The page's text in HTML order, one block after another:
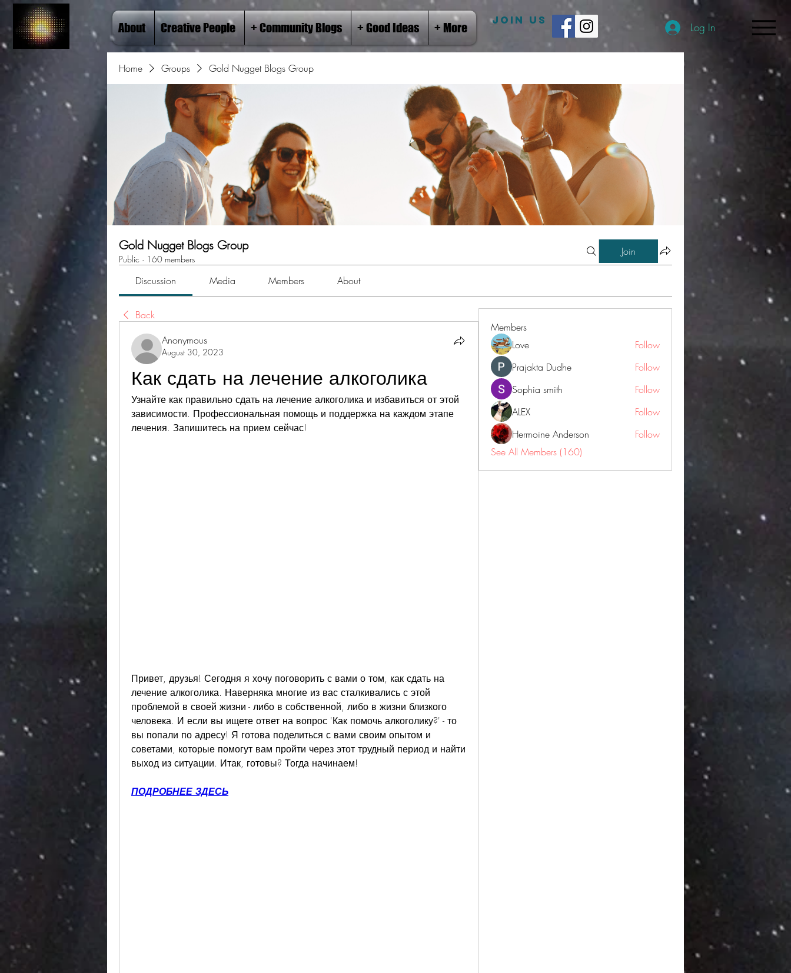
About Creative People + Community Blogs + Good Ideas + More
JOIN US
Log In
Home Groups Gold Nugget Blogs Group
Gold Nugget Blogs Group
Public · 160 members
Join
Discussion Media Members About
Back
Anonymous
August 30, 2023
Как сдать на лечение алкоголика
Узнайте как правильно сдать на лечение алкоголика и избавиться от этой
зависимости. Профессиональная помощь и поддержка на каждом этапе
лечения. Запишитесь на прием сейчас!
Привет, друзья! Сегодня я хочу поговорить с вами о том, как сдать на
лечение алкоголика. Наверняка многие из вас сталкивались с этой
проблемой в своей жизни - либо в собственной, либо в жизни близкого
человека. И если вы ищете ответ на вопрос 'Как помочь алкоголику?' - то
вы попали по адресу! Я готова поделиться с вами своим опытом и
советами, которые помогут вам пройти через этот трудный период и найти
выход из ситуации. Итак, готовы? Тогда начинаем!
ПОДРОБНЕЕ ЗДЕСЬ
Members
Love
Follow
Prajakta Dudhe
Follow
Sophia smith
Follow
ALEX
Follow
Hermoine Anderson
Follow
See All Members (160)